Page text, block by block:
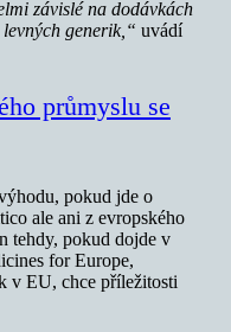
závislé na dodávkách
generik,“ uvádí
průmyslu se
pokud jde o
ale ani z evropského
tehdy, pokud dojde v
for Europe,
v EU, chce příležitosti